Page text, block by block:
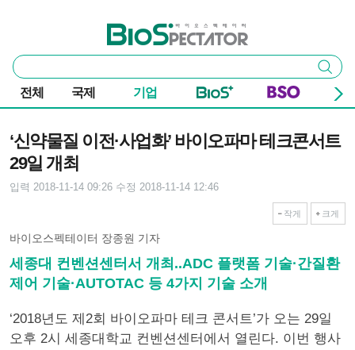
바이오스펙테이터
통
합
검
색
검색
전체 국제 기업
‘신약물질 이전·사업화’ 바이오파마 테크콘서트
29일 개최
입력 2018-11-14 09:26 수정 2018-11-14 12:46
작게 크게
바이오스펙테이터 장종원 기자
세종대 컨벤션센터서 개최..ADC 플랫폼 기술·간질환
제어 기술·AUTOTAC 등 4가지 기술 소개
‘2018년도 제2회 바이오파마 테크 콘서트’가 오는 29일
오후 2시 세종대학교 컨벤션센터에서 열린다. 이번 행사